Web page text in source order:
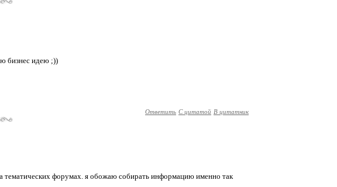
бизнес идею ;))
Ответить С цитатой В цитатник
тематических форумах. я обожаю собирать информацию именно так